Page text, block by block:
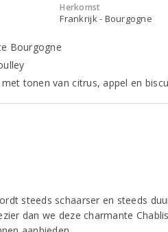
Herkomst
Frankrijk - Bourgogne
Bourgogne
tonen van citrus, appel en
steeds schaarser en steeds
dan we deze charmante